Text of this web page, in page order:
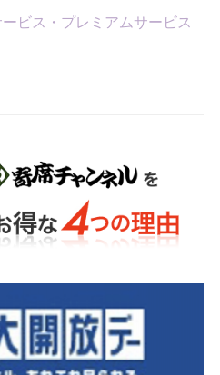
ビス・プレミアムサービス